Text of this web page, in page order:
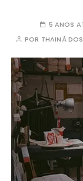
5 ANOS
POR THAINÁ